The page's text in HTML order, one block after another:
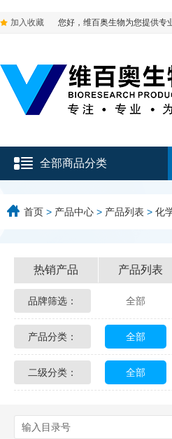
加入收藏 您好，维百奥生物为您提供专
全部商品分类
首页 > 产品中心 > 产品列表 > 化
热销产品 产品列表
品牌筛选： 全部
Glycon
Echelon
产品分类： 全部
化学及生
二级分类： 全部